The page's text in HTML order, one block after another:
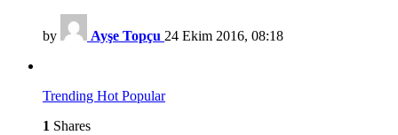
by Ayşe Topçu 24 Ekim 2016, 08:18
Trending Hot Popular
1 Shares